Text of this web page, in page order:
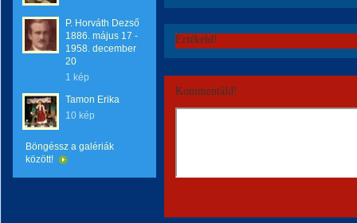
P. Horváth Dezső
1886. május 17 -
1958. december
20
1 kép
Tamon Erika
10 kép
Böngéssz a galériák
között!
Értékeld!
Kommentáld!